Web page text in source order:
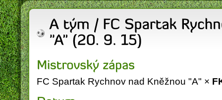
FC Spartak Rychnov nad Kněžnou "A" ×